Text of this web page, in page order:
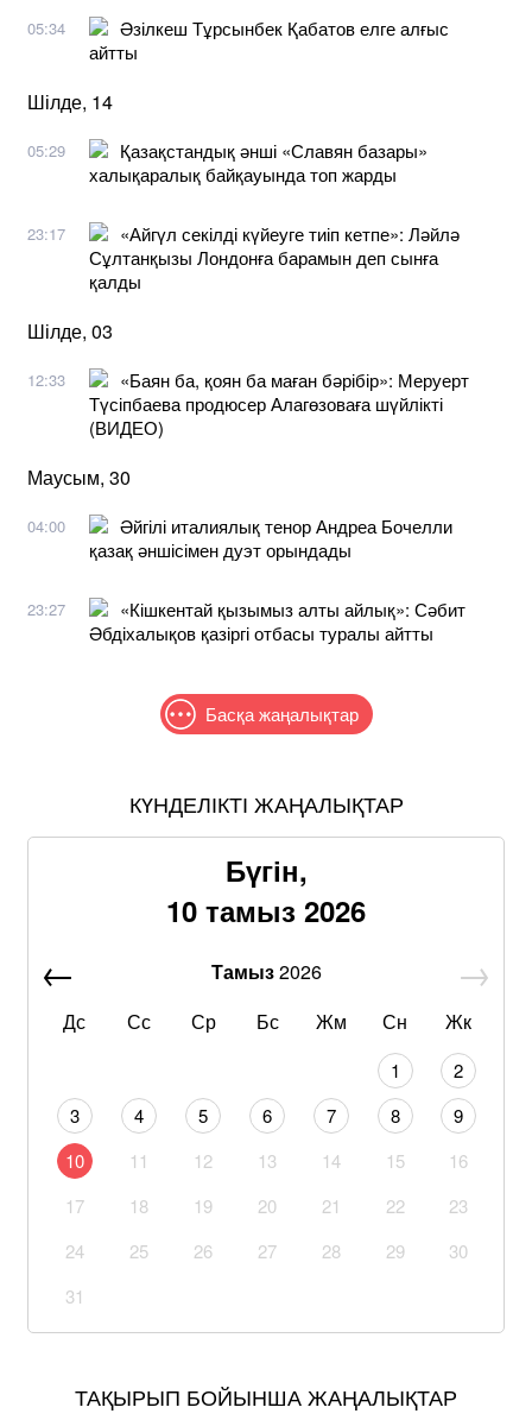
05:34
Әзілкеш Тұрсынбек Қабатов елге алғыс
айтты
Шілде, 14
05:29
Қазақстандық әнші «Славян базары»
халықаралық байқауында топ жарды
23:17
«Айгүл секілді күйеуге тиіп кетпе»: Ләйлә
Сұлтанқызы Лондонға барамын деп сынға
қалды
Шілде, 03
12:33
«Баян ба, қоян ба маған бәрібір»: Меруерт
Түсіпбаева продюсер Алагөзоваға шүйлікті
(ВИДЕО)
Маусым, 30
04:00
Әйгілі италиялық тенор Андреа Бочелли
қазақ әншісімен дуэт орындады
23:27
«Кішкентай қызымыз алты айлық»: Сәбит
Әбдіхалықов қазіргі отбасы туралы айтты
Басқа жаңалықтар
КҮНДЕЛІКТІ ЖАҢАЛЫҚТАР
Бүгін,
10 тамыз 2026
Тамыз2026
Дс
Сс Ср Бс Жм Сн Жк
1
2
3
4 5 6 7 8
9
10
11 12 13 14 15
16
17
18 19 20 21 22
23
24
25 26 27 28 29
30
31
ТАҚЫРЫП БОЙЫНША ЖАҢАЛЫҚТАР